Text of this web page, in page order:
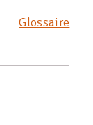
Glossaire